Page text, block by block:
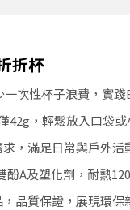
折杯
次性杯子浪費，實踐
42g，輕鬆放入口袋或
，滿足日常與戶外活
酚A及塑化劑，耐熱
品質保證，展現環保